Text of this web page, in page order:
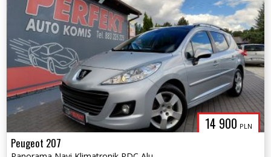
14 900 PLN
Peugeot 207